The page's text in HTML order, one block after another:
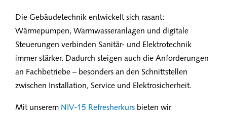
Die Gebäudetechnik entwickelt sich rasant:
Wärmepumpen, Warmwasseranlagen und digitale
Steuerungen verbinden Sanitär- und Elektrotechnik
immer stärker. Dadurch steigen auch die Anforderungen
an Fachbetriebe – besonders an den Schnittstellen
zwischen Installation, Service und Elektrosicherheit.
Mit unserem NIV-15 Refresherkurs bieten wir